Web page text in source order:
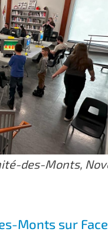
des-Monts,
Monts sur